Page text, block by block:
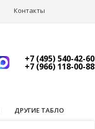
Контакты
+7 (495) 540-42-60
+7 (966) 118-00-88
ДРУГИЕ ТАБЛО